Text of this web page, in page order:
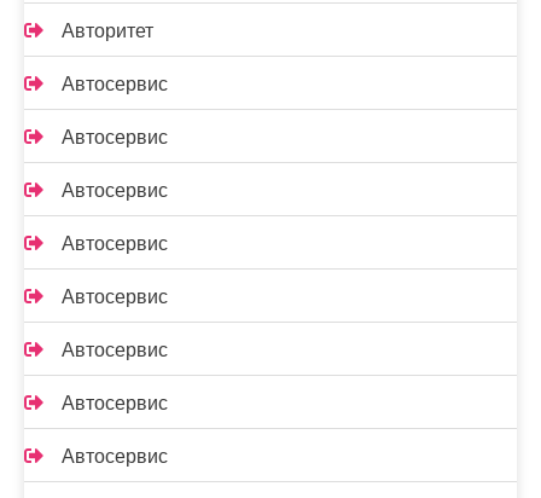
Авторитет
Автосервис
Автосервис
Автосервис
Автосервис
Автосервис
Автосервис
Автосервис
Автосервис